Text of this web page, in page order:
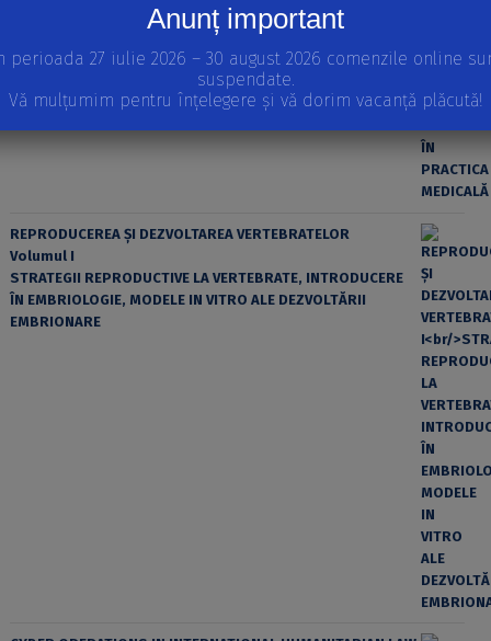
REPRODUCEREA ȘI DEZVOLTAREA VERTEBRATELOR
Volumul I
STRATEGII REPRODUCTIVE LA VERTEBRATE, INTRODUCERE
ÎN EMBRIOLOGIE, MODELE IN VITRO ALE DEZVOLTĂRII
EMBRIONARE
Anunț important
perioada 27 iulie 2026 – 30 august 2026 comenzile online
suspendate.
Vă mulțumim pentru înțelegere și vă dorim vacanță plăcută!